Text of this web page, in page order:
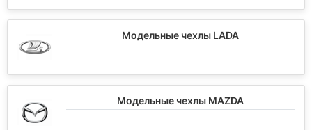
Модельные чехлы LADA
Модельные чехлы MAZDA